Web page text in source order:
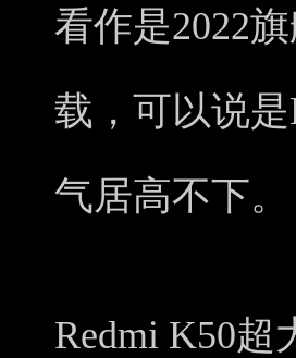
看作是2022
载，可以说
气居高不下。
Redmi K50超